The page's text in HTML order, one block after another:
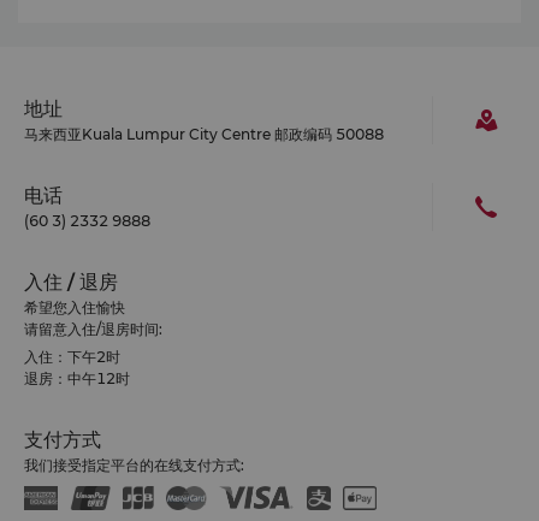
地址
马来西亚Kuala Lumpur City Centre 邮政编码 50088
电话
(60 3) 2332 9888
入住 / 退房
希望您入住愉快
请留意入住/退房时间:
入住：下午2时
退房：中午12时
支付方式
我们接受指定平台的在线支付方式: